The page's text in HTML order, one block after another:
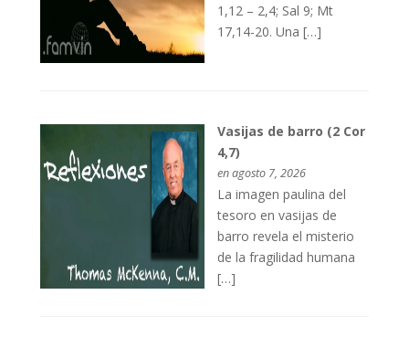
1,12 – 2,4; Sal 9; Mt
17,14-20. Una […]
Vasijas de barro (2 Cor
4,7)
en agosto 7, 2026
La imagen paulina del
tesoro en vasijas de
barro revela el misterio
de la fragilidad humana
[…]